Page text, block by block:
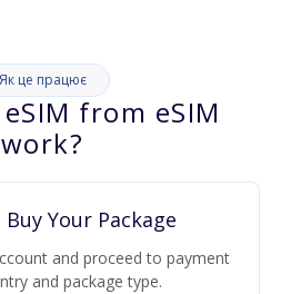
Як це працює
from eSIM
work?
Your Package
and proceed to payment
and package type.